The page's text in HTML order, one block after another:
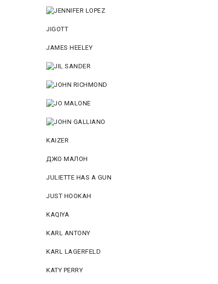
JIGOTT
JAMES HEELEY
KAIZER
ДЖО МАЛОН
JULIETTE HAS A GUN
JUST HOOKAH
KAQIYA
KARL ANTONY
KARL LAGERFELD
KATY PERRY